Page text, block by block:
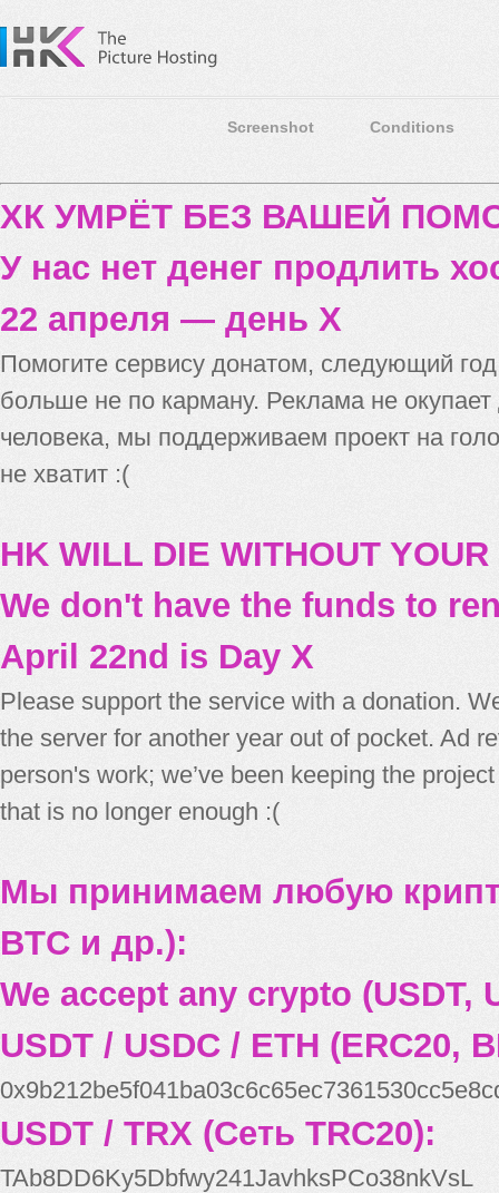
Screenshot Conditions
ХК УМРЁТ БЕЗ ВАШЕЙ
У нас нет денег продлить
22 апреля — день X
Помогите сервису донатом, следующий
больше не по карману. Реклама не
человека, мы поддерживаем проект на
не хватит :(
HK WILL DIE WITHOUT
We don't have the funds to
April 22nd is Day X
Please support the service with a donation.
the server for another year out of pocket. Ad
person's work; we’ve been keeping the
that is no longer enough :(
Мы принимаем любую
BTC и др.):
We accept any crypto (USDT,
USDT / USDC / ETH (ERC20,
USDT / TRX (Сеть TRC20):
TAb8DD6Ky5Dbfwy241JavhksPCo38nkVsL